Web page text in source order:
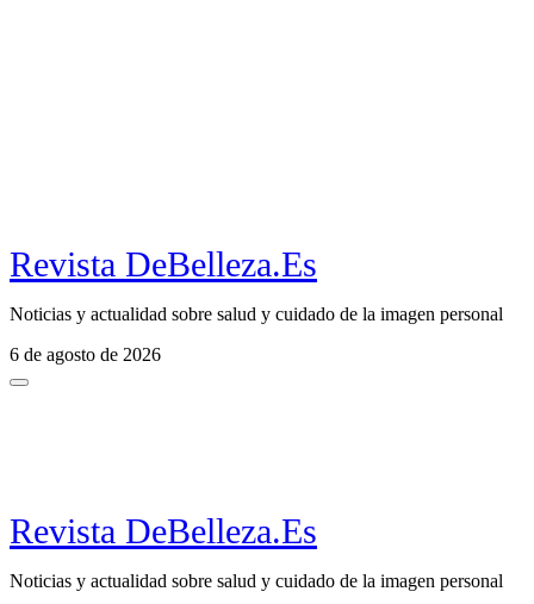
Revista DeBelleza.Es
Noticias y actualidad sobre salud y cuidado de la imagen personal
6 de agosto de 2026
Revista DeBelleza.Es
Noticias y actualidad sobre salud y cuidado de la imagen personal